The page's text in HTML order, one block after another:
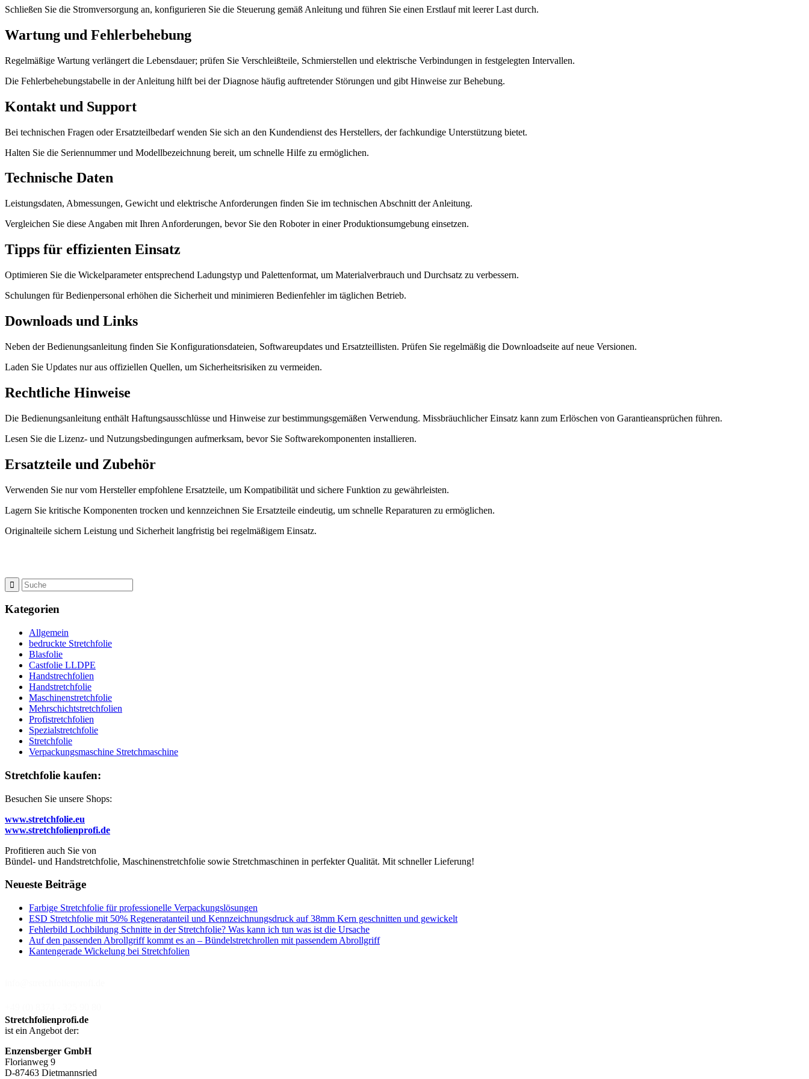
Schließen Sie die Stromversorgung an, konfigurieren Sie die Steuerung gemäß Anleitung und führen Sie einen Erstlauf mit leerer Last durch.
Wartung und Fehlerbehebung
Regelmäßige Wartung verlängert die Lebensdauer; prüfen Sie Verschleißteile, Schmierstellen und elektrische Verbindungen in festgelegten Intervallen.
Die Fehlerbehebungstabelle in der Anleitung hilft bei der Diagnose häufig auftretender Störungen und gibt Hinweise zur Behebung.
Kontakt und Support
Bei technischen Fragen oder Ersatzteilbedarf wenden Sie sich an den Kundendienst des Herstellers, der fachkundige Unterstützung bietet.
Halten Sie die Seriennummer und Modellbezeichnung bereit, um schnelle Hilfe zu ermöglichen.
Technische Daten
Leistungsdaten, Abmessungen, Gewicht und elektrische Anforderungen finden Sie im technischen Abschnitt der Anleitung.
Vergleichen Sie diese Angaben mit Ihren Anforderungen, bevor Sie den Roboter in einer Produktionsumgebung einsetzen.
Tipps für effizienten Einsatz
Optimieren Sie die Wickelparameter entsprechend Ladungstyp und Palettenformat, um Materialverbrauch und Durchsatz zu verbessern.
Schulungen für Bedienpersonal erhöhen die Sicherheit und minimieren Bedienfehler im täglichen Betrieb.
Downloads und Links
Neben der Bedienungsanleitung finden Sie Konfigurationsdateien, Softwareupdates und Ersatzteillisten. Prüfen Sie regelmäßig die Downloadseite auf neue Versionen.
Laden Sie Updates nur aus offiziellen Quellen, um Sicherheitsrisiken zu vermeiden.
Rechtliche Hinweise
Die Bedienungsanleitung enthält Haftungsausschlüsse und Hinweise zur bestimmungsgemäßen Verwendung. Missbräuchlicher Einsatz kann zum Erlöschen von Garantieansprüchen führen.
Lesen Sie die Lizenz- und Nutzungsbedingungen aufmerksam, bevor Sie Softwarekomponenten installieren.
Ersatzteile und Zubehör
Verwenden Sie nur vom Hersteller empfohlene Ersatzteile, um Kompatibilität und sichere Funktion zu gewährleisten.
Lagern Sie kritische Komponenten trocken und kennzeichnen Sie Ersatzteile eindeutig, um schnelle Reparaturen zu ermöglichen.
Originalteile sichern Leistung und Sicherheit langfristig bei regelmäßigem Einsatz.
Kategorien
Allgemein
bedruckte Stretchfolie
Blasfolie
Castfolie LLDPE
Handstrechfolien
Handstretchfolie
Maschinenstretchfolie
Mehrschichtstretchfolien
Profistretchfolien
Spezialstretchfolie
Stretchfolie
Verpackungsmaschine Stretchmaschine
Stretchfolie kaufen:
Besuchen Sie unsere Shops:
www.stretchfolie.eu
www.stretchfolienprofi.de
Profitieren auch Sie von
Bündel- und Handstretchfolie, Maschinenstretchfolie sowie Stretchmaschinen in perfekter Qualität. Mit schneller Lieferung!
Neueste Beiträge
Farbige Stretchfolie für professionelle Verpackungslösungen
ESD Stretchfolie mit 50% Regeneratanteil und Kennzeichnungsdruck auf 38mm Kern geschnitten und gewickelt
Fehlerbild Lochbildung Schnitte in der Stretchfolie? Was kann ich tun was ist die Ursache
Auf den passenden Abrollgriff kommt es an – Bündelstretchrollen mit passendem Abrollgriff
Kantengerade Wickelung bei Stretchfolien
Stretchfolienprofi.de
ist ein Angebot der:
Enzensberger GmbH
Florianweg 9
D-87463 Dietmannsried